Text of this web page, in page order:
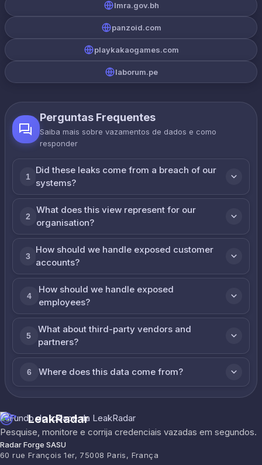
lmra.gov.bh
panzoid.com
playkakaogames.com
laborum.pe
Perguntas Frequentes
Saiba mais sobre vazamentos de dados e como
responder
1
Did these leaks come from a breach of our
systems?
2
What does this view represent for our
organisation?
3
How should we handle exposed customer
accounts?
4
How should we handle exposed
employees?
5
What about third-party vendors and
partners?
6 Where does this data come from?
LeakRadar
Pesquise, monitore e corrija credenciais vazadas em segundos.
Radar Forge SASU
60 rue François 1er, 75008 Paris, França